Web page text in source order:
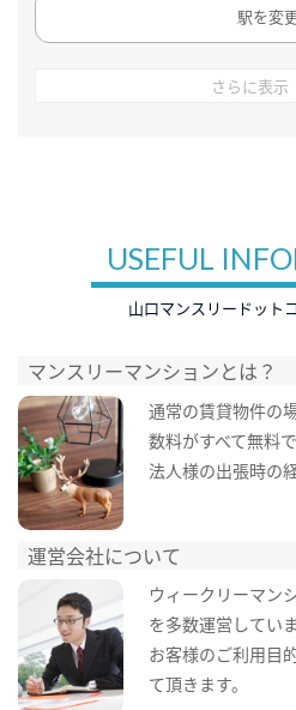
駅を変
さらに表示
USEFUL
山口マンスリードット
マンスリーマンションとは？
通常の賃貸物件の
数料がすべて無料
法人様の出張時の
運営会社について
ウィークリーマン
を多数運営していま
お客様のご利用目
て頂きます。